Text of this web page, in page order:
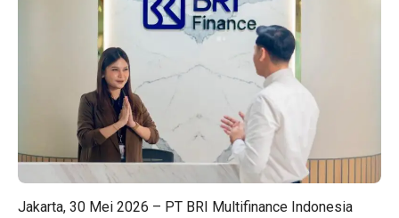
Jakarta, 30 Mei 2026 – PT BRI Multifinance Indonesia